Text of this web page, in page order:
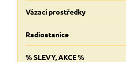
Vázací prostředky
Radiostanice
% SLEVY, AKCE %